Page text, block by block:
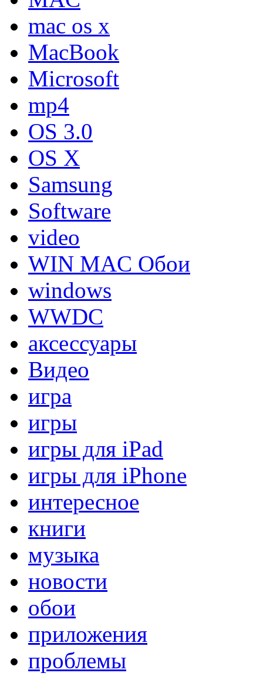
mac os x
MacBook
Microsoft
mp4
OS 3.0
OS X
Samsung
Software
video
WIN MAC Обои
windows
WWDC
аксессуары
Видео
игра
игры
игры для iPad
игры для iPhone
интересное
книги
музыка
новости
обои
приложения
проблемы